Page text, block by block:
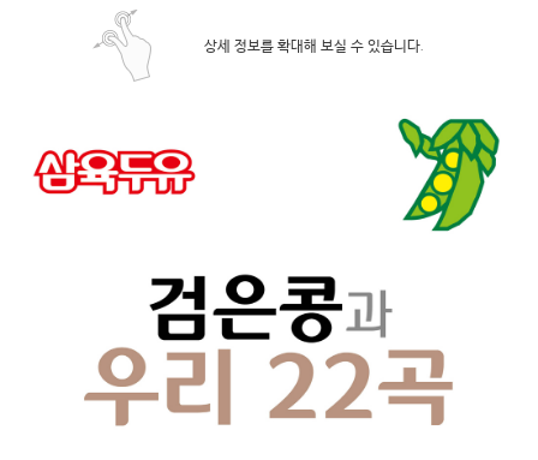
상세 정보를 확대해 보실 수 있습니다.